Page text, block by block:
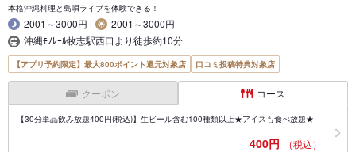
本格沖縄料理と島唄ライブを体験できる！
2001～3000円
2001～3000円
沖縄ﾓﾉﾚｰﾙ牧志駅西口より徒歩約10分
【アプリ予約限定】最大800ポイント還元対象店 口コミ投稿特典対象店
クーポン コース
【30分単品飲み放題400円(税込)】生ビール含む100種類以上★アイスも食べ放題★
400円 （税込）